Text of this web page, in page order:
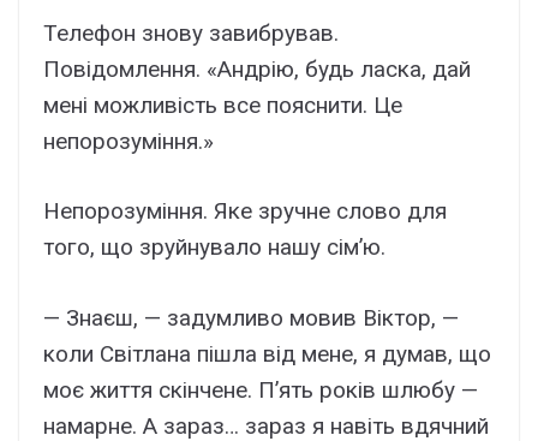
Телефон знову завибрував.
Повідомлення. «Андрію, будь ласка, дай
мені можливість все пояснити. Це
непорозуміння.»
Непорозуміння. Яке зручне слово для
того, що зруйнувало нашу сім’ю.
— Знаєш, — задумливо мовив Віктор, —
коли Світлана пішла від мене, я думав, що
моє життя скінчене. П’ять років шлюбу —
намарне. А зараз… зараз я навіть вдячний